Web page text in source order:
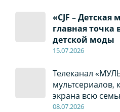
«CJF – Детская
главная точка
детской моды
15.07.2026
Телеканал
мультсериалов,
экрана всю
08.07.2026